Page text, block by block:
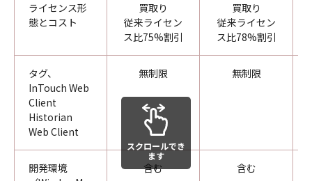
ライセンス形
態とコスト
買取り
従来ライセン
ス比75%割引
買取り
従来ライセン
ス比78%割引
タグ、
InTouch Web
Client
Historian
Web Client
無制限 無制限
開発環境
含む 含む
スクロールでき
ます